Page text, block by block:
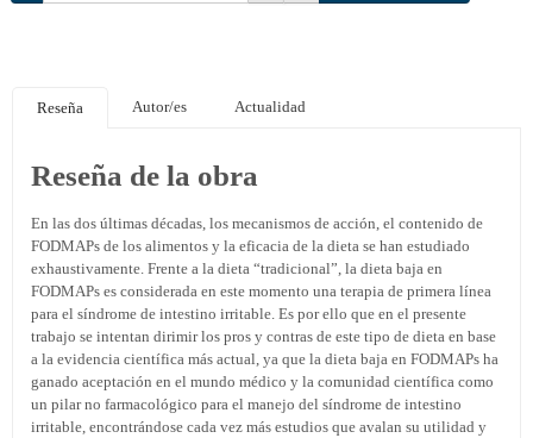
Reseña Autor/es Actualidad
Reseña de la obra
En las dos últimas décadas, los mecanismos de acción, el contenido de
FODMAPs de los alimentos y la eficacia de la dieta se han estudiado
exhaustivamente. Frente a la dieta “tradicional”, la dieta baja en
FODMAPs es considerada en este momento una terapia de primera línea
para el síndrome de intestino irritable. Es por ello que en el presente
trabajo se intentan dirimir los pros y contras de este tipo de dieta en base
a la evidencia científica más actual, ya que la dieta baja en FODMAPs ha
ganado aceptación en el mundo médico y la comunidad científica como
un pilar no farmacológico para el manejo del síndrome de intestino
irritable, encontrándose cada vez más estudios que avalan su utilidad y